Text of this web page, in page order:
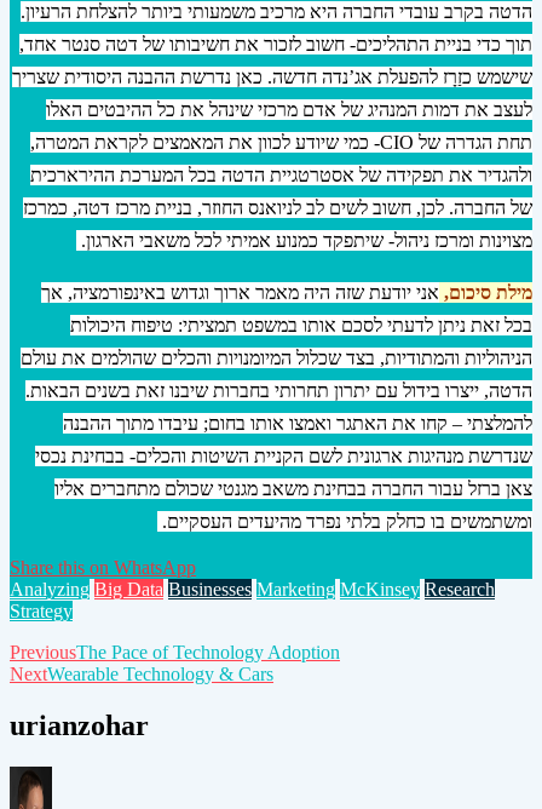
הדטה בקרב עובדי החברה היא מרכיב משמעותי ביותר להצלחת הרעיון.
תוך כדי בניית התהליכים- חשוב לזכור את חשיבותו של דטה סנטר אחד,
שישמש כזַרָז להפעלת אג’נדה חדשה. כאן נדרשת ההבנה היסודית שצריך
לעצב את דמות המנהיג של אדם מרכזי שינהל את כל ההיבטים האלו
תחת הגדרה של CIO- כמי שיודע לכוון את המאמצים לקראת המטרה,
ולהגדיר את תפקידה של אסטרטגיית הדטה בכל המערכת ההירארכית
של החברה. לכן, חשוב לשים לב לניואנס החוזר, בניית מרכז דטה, כמרכז
מצוינות ומרכז ניהול- שיתפקד כמנוע אמיתי לכל משאבי הארגון.
מילת סיכום, אני יודעת שזה היה מאמר ארוך וגדוש באינפורמציה, אך
בכל זאת ניתן לדעתי לסכם אותו במשפט תמציתי: טיפוח היכולות
הניהוליות והמתודיות, בצד שכלול המיומנויות והכלים שהולמים את עולם
הדטה, ייצרו בידול עם יתרון תחרותי בחברות שיבנו זאת בשנים הבאות.
להמלצתי – קחו את האתגר ואמצו אותו בחום; עיבדו מתוך ההבנה
שנדרשת מנהיגות ארגונית לשם הקניית השיטות והכלים- בבחינת נכסי
צאן ברזל עבור החברה בבחינת משאב מגנטי שכולם מתחברים אליו
ומשתמשים בו כחלק בלתי נפרד מהיעדים העסקיים.
Share this on WhatsApp
Analyzing Big Data Businesses Marketing McKinsey Research
Strategy
Post
navigation
PreviousThe Pace of Technology Adoption
NextWearable Technology & Cars
urianzohar